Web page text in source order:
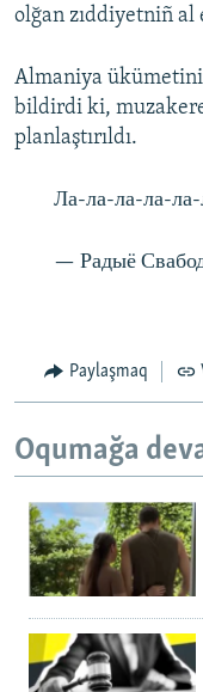
olğan zıddiyetniñ
Almaniya
bildirdi ki,
planlaştırıldı.
Ла-ла-ла-ла-ла-
— Радыё
Paylaşmaq
Oqumağa